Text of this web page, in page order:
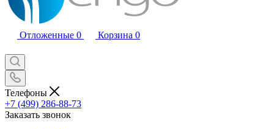
Отложенные 0 Корзина 0
Телефоны
+7 (499) 286-88-73
Заказать звонок